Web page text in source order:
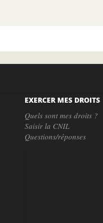
EXERCER MES DROITS
Quels sont mes droits ?
Saisir la CNIL
Questions/réponses